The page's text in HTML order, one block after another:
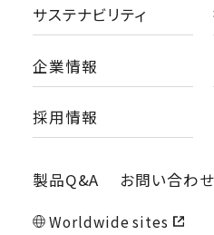
サステナビリティ
企業情報
採用情報
製品Q&A お問い合わせ
Worldwide sites